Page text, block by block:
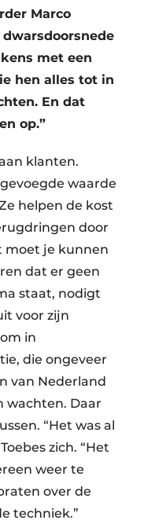
Marco
dwarsdoorsnede
met een
hen alles tot in
En dat
op.”
klanten.
waarde
helpen de kost
door
moet je kunnen
dat er geen
staat, nodigt
voor zijn
in
die ongeveer
van Nederland
wachten. Daar
“Het was al
zich. “Het
weer te
over de
techniek.”